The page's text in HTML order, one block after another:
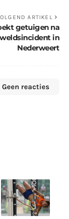
ARTIKEL
getuigen na
in
Nederweert
Geen reacties